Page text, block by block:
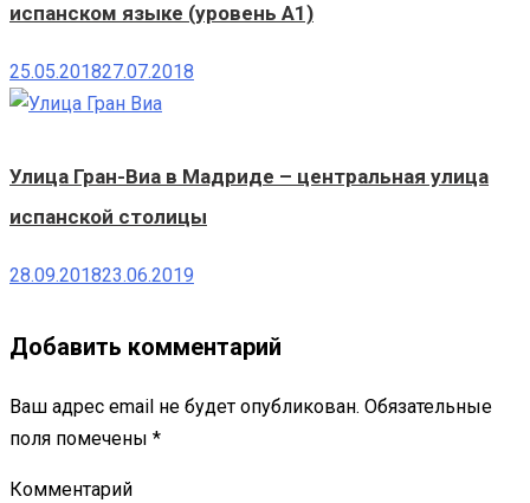
испанском языке (уровень A1)
25.05.201827.07.2018
Улица Гран-Виа в Мадриде – центральная улица
испанской столицы
28.09.201823.06.2019
Добавить комментарий
Ваш адрес email не будет опубликован. Обязательные
поля помечены *
Комментарий